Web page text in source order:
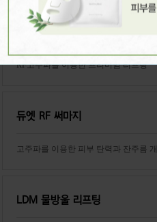
올리지오
RF고주파를 이용한 프리미엄 리프팅
듀엣 RF 써마지
고주파를 이용한 피부 탄력과 잔주름
LDM 물방울 리프팅